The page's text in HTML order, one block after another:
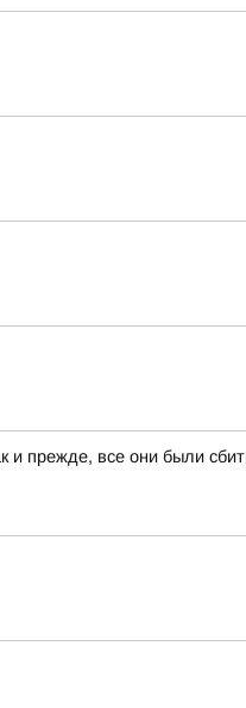
и прежде, все они были